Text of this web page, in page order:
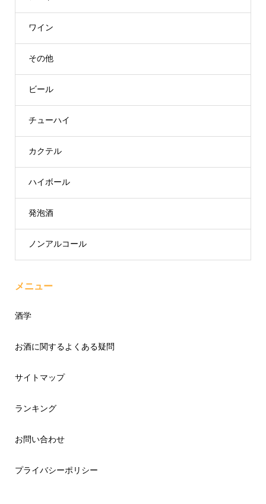
ワイン
その他
ビール
チューハイ
カクテル
ハイボール
発泡酒
ノンアルコール
メニュー
酒学
お酒に関するよくある疑問
サイトマップ
ランキング
お問い合わせ
プライバシーポリシー